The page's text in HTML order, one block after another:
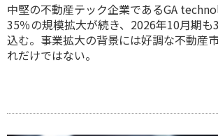
中堅の不動産テック企業であるGA
35％の規模拡大が続き、2026年10月期も
込む。事業拡大の背景には好調な不動産
れだけではない。